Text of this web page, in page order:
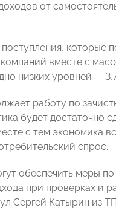
от
которые
вместе с
низких уровней —
работу по
будет достаточно
с тем экономика
спрос.
обеспечить меры
при проверках и
Сергей Катырин из